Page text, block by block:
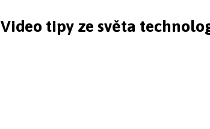
Video tipy ze světa